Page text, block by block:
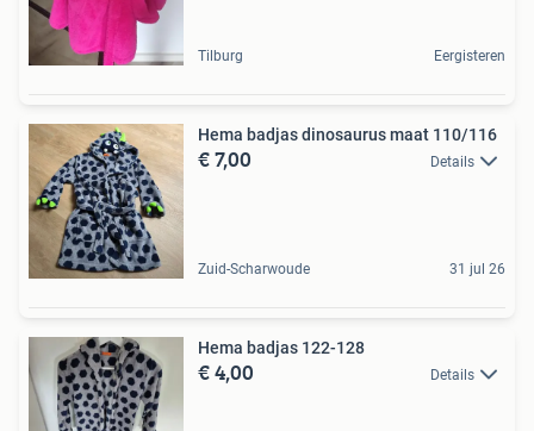
Tilburg Eergisteren
Hema badjas dinosaurus maat 110/116
€ 7,00 Details
Zuid-Scharwoude 31 jul 26
Hema badjas 122-128
€ 4,00 Details